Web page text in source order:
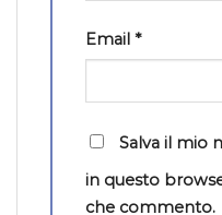
Email *
Salva il mio
in questo
che commento.